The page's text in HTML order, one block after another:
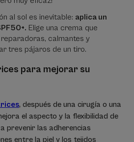
al sol es inevitable: aplica un
Elige una crema que
calmantes y
tres pájaros de un tiro.
para mejorar su
, después de una cirugía o una
el aspecto y la flexibilidad de
prevenir las adherencias
entre la piel y los tejidos